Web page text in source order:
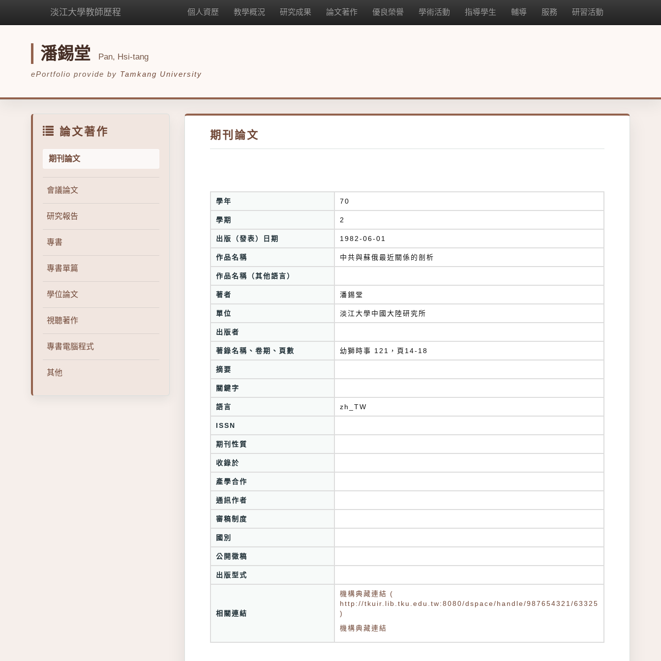
淡江大學教師歷程 個人資歷 教學概況 研究成果 論文著作 優良榮譽 學術活動 指導學生 輔導 服務 研習活動
潘錫堂 Pan, Hsi-tang
ePortfolio provide by Tamkang University
論文著作
期刊論文
會議論文
研究報告
專書
專書單篇
學位論文
視聽著作
專書電腦程式
其他
期刊論文
學年 70
學期 2
出版（發表）日期 1982-06-01
作品名稱 中共與蘇俄最近關係的剖析
作品名稱（其他語言）
著者 潘錫堂
單位 淡江大學中國大陸研究所
出版者
著錄名稱、卷期、頁數 幼獅時事 121，頁14-18
摘要
關鍵字
語言 zh_TW
ISSN
期刊性質
收錄於
產學合作
通訊作者
審稿制度
國別
公開徵稿
出版型式
相關連結
機構典藏連結 (
http://tkuir.lib.tku.edu.tw:8080/dspace/handle/987654321/63325
)
機構典藏連結